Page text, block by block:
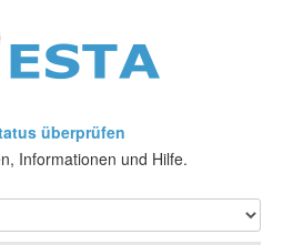
überprüfen
Informationen und Hilfe.